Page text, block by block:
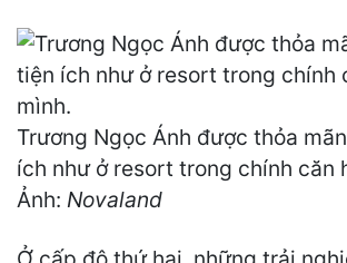
Trương Ngọc Ánh được thỏa
ích như ở resort trong chính căn
Ảnh: Novaland